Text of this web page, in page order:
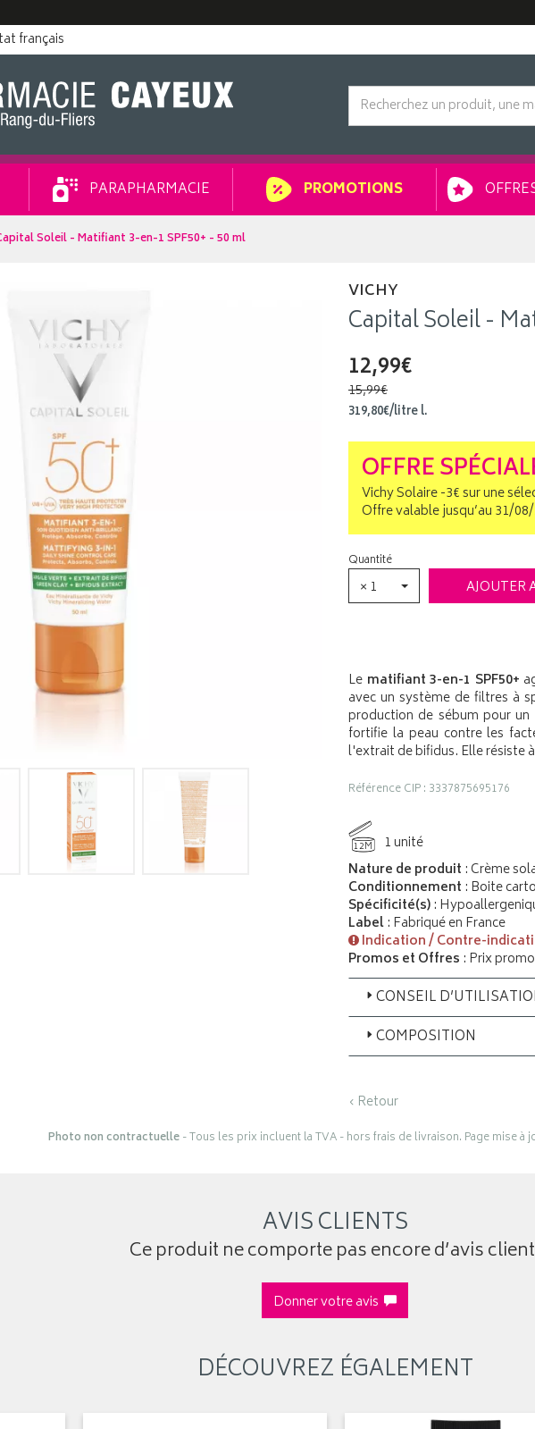
français
PARAPHARMACIE PROMOTIONS
Soleil - Matifiant 3-en-1 SPF50+ - 50 ml
VICHY
Capital Soleil -
12,99€
15,99€
319,80€/litrel.
OFFRE
Vichy Solaire -3€ sur une
Offre valable jusqu’au 31/
Quantité
× 1 AJOUTER
Le matifiant 3-en-1 SPF50+
avec un système de filtres à
production de sébum pour
fortifie la peau contre les
l'extrait de bifidus. Elle résiste
Référence CIP : 3337875695176
12M
1 unité
Nature de produit : Crème
Conditionnement : Boite
Spécificité(s):
Label: Fabriqué en France
Indication / Contre-
Promos et Offres : Prix
CONSEIL
COMPOSITION
‹ Retour
Photo non contractuelle- Tous les prix incluent la TVA - hors frais de livraison. Page mise à
AVIS CLIENTS
Ce produit ne comporte pas encore d’avis
Donner votre avis
DÉCOUVREZ ÉGALEMENT